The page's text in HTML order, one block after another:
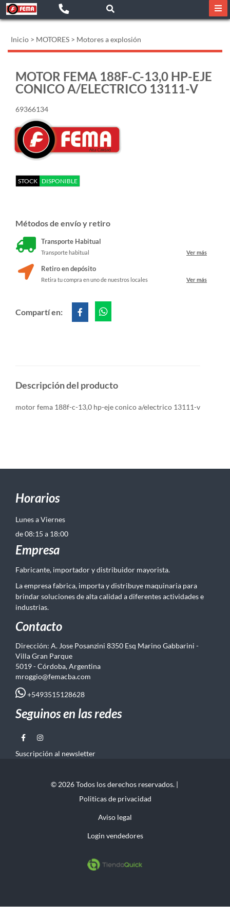
Inicio > MOTORES > Motores a explosión
MOTOR FEMA 188F-C-13,0 HP-EJE
CONICO A/ELECTRICO 13111-V
69366134
STOCK DISPONIBLE
Métodos de envío y retiro
Transporte Habitual
Transporte habitual Ver más
Retiro en depósito
Retira tu compra en uno de nuestros locales Ver más
Compartí en:
Descripción del producto
motor fema 188f-c-13,0 hp-eje conico a/electrico 13111-v
Horarios
Lunes a Viernes
de 08:15 a 18:00
Empresa
Fabricante, importador y distribuidor mayorista.
La empresa fabrica, importa y distribuye maquinaria para
brindar soluciones de alta calidad a diferentes actividades e
industrias.
Contacto
Dirección: A. Jose Posanzini 8350 Esq Marino Gabbarini -
Villa Gran Parque
5019 - Córdoba, Argentina
mroggio@femacba.com
+5493515128628
Seguinos en las redes
Suscripción al newsletter
© 2026 Todos los derechos reservados. |
Politicas de privacidad
Aviso legal
Login vendedores